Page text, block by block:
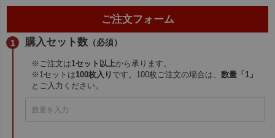
ご注文フォーム
購入セット数 （必須）
※ご注文は1セット以上から承ります。
※1セットは100枚入り です。100枚ご注文の場合は、数量「1」
とご入力ください。